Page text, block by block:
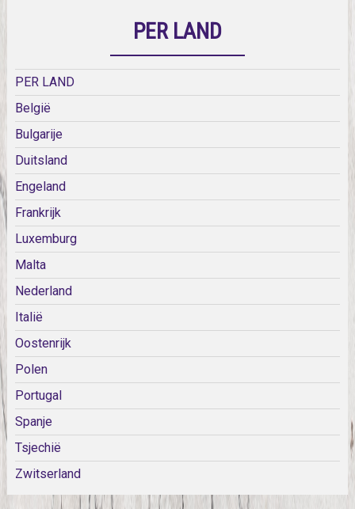
PER LAND
PER LAND
België
Bulgarije
Duitsland
Engeland
Frankrijk
Luxemburg
Malta
Nederland
Italië
Oostenrijk
Polen
Portugal
Spanje
Tsjechië
Zwitserland